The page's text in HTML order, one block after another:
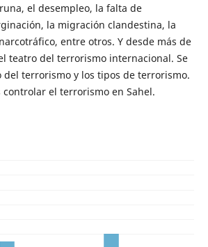
el desempleo, la falta de
la migración clandestina, la
entre otros. Y desde más de
teatro del terrorismo internacional. Se
del terrorismo y los tipos de terrorismo.
el terrorismo en Sahel.